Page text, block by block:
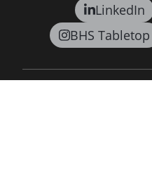
LinkedIn
BHS Tabletop